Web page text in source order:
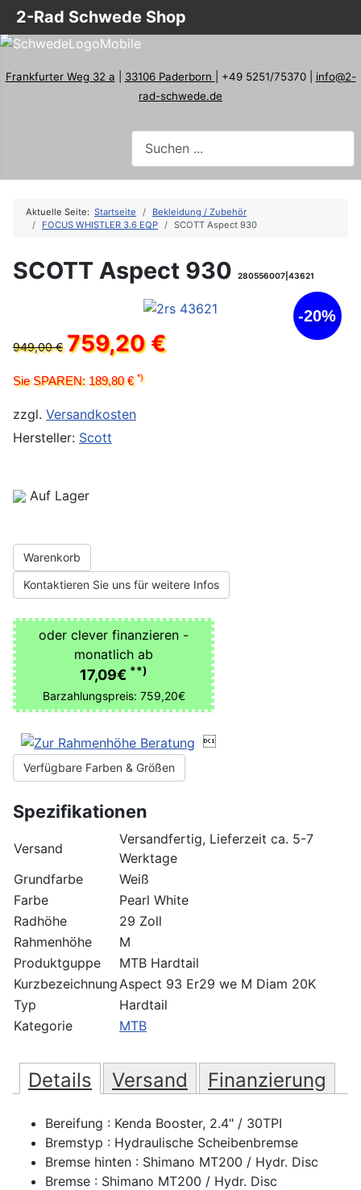
Frankfurter Weg 32 a 33106 Paderborn | +49 5251/75370 | info@2-
rad-schwede.de
Aktuelle Seite: Startseite
Bekleidung / Zubehör
FOCUS WHISTLER 3.6 EQP
SCOTT Aspect 930
SCOTT Aspect 930 280556007|43621
-20%
949,00 € 759,20 €
Sie SPAREN: 189,80 €*)
zzgl. Versandkosten
Hersteller: Scott
Auf Lager
Warenkorb
Kontaktieren Sie uns für weitere Infos
oder clever finanzieren -
monatlich ab
17,09€ **)
Barzahlungspreis: 759,20€

Verfügbare Farben & Größen
Spezifikationen
Versand
Versandfertig, Lieferzeit ca. 5-7
Werktage
Grundfarbe
Weiß
Farbe
Pearl White
Radhöhe
29 Zoll
Rahmenhöhe
M
Produktguppe
MTB Hardtail
Kurzbezeichnung Aspect 93 Er29 we M Diam 20K
Typ
Hardtail
Kategorie
MTB
Details Versand Finanzierung
Bereifung : Kenda Booster, 2.4" / 30TPI
Bremstyp : Hydraulische Scheibenbremse
Bremse hinten : Shimano MT200 / Hydr. Disc
Bremse : Shimano MT200 / Hydr. Disc
2-Rad Schwede Shop